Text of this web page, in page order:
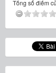
Tổng số điểm